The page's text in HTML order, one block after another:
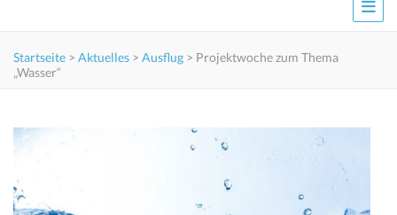
Startseite > Aktuelles > Ausflug > Projektwoche zum Thema
„Wasser“